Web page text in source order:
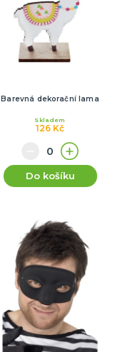
Barevná dekorační lama
126 Kč
Skladem
Do košíku